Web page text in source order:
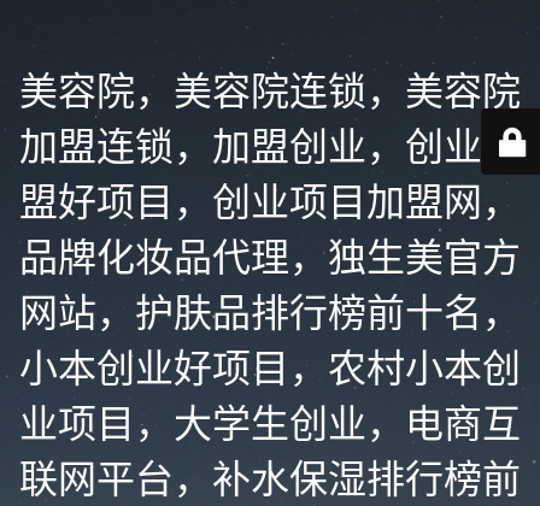
美容院，美容院连锁，美容院
加盟连锁，加盟创业，创业加
盟好项目，创业项目加盟网，
品牌化妆品代理，独生美官方
网站，护肤品排行榜前十名，
小本创业好项目，农村小本创
业项目，大学生创业，电商互
联网平台，补水保湿排行榜前